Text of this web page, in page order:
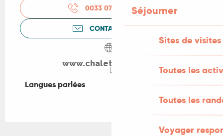
Séjourner
Sites de visites
Toutes les
Toutes les
Voyager
0033 07 88 30 33▒▒
CONTACTEZ-NOUS
www.chaletsdusoleil.fr
Langues parlées
Langues parlées